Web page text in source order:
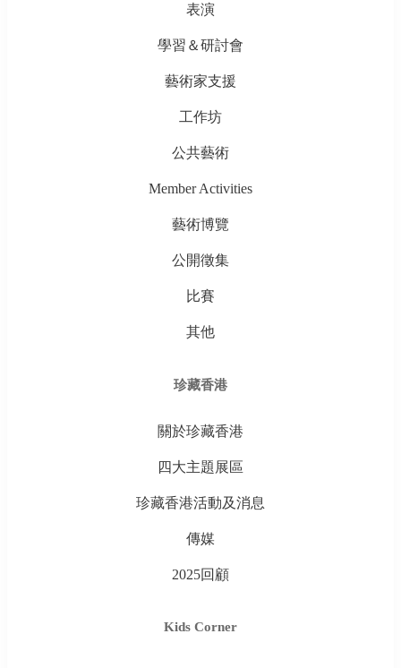
表演
學習＆研討會
藝術家支援
工作坊
公共藝術
Member Activities
藝術博覽
公開徵集
比賽
其他
珍藏香港
關於珍藏香港
四大主題展區
珍藏香港活動及消息
傳媒
2025回顧
Kids Corner